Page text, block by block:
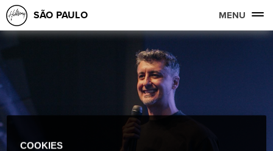
SÃO PAULO MENU
COOKIES